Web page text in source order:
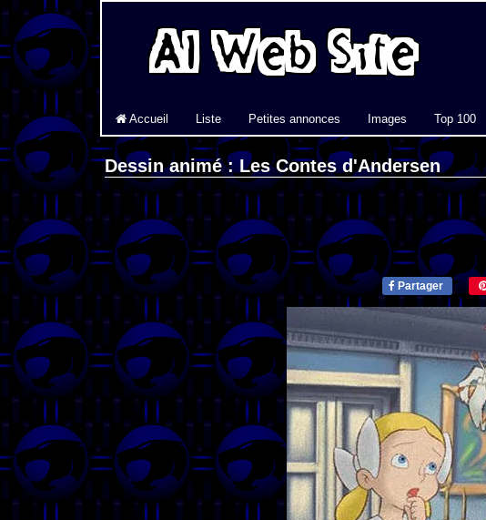
Accueil Liste Petites annonces Images Top 100
Dessin animé : Les Contes d'Andersen
Partager